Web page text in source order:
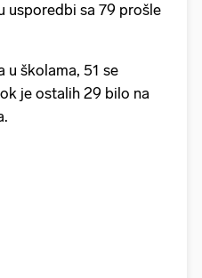
usporedbi sa 79 prošle
u školama, 51 se
je ostalih 29 bilo na